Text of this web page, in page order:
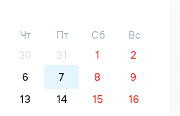
Чт Пт Сб
Вс
30 31 1
2
6 7 8
9
13 14 15
16